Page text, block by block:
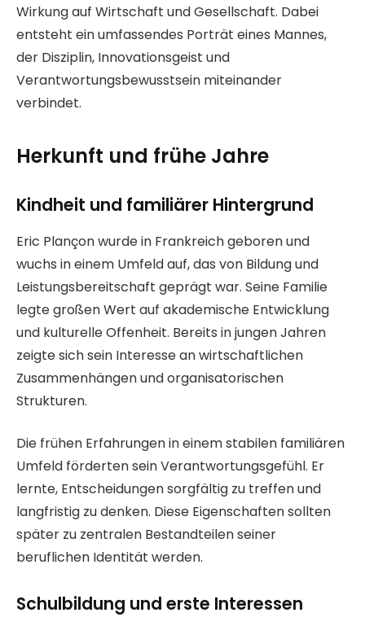
Wirkung auf Wirtschaft und Gesellschaft. Dabei
entsteht ein umfassendes Porträt eines Mannes,
der Disziplin, Innovationsgeist und
Verantwortungsbewusstsein miteinander
verbindet.
Herkunft und frühe Jahre
Kindheit und familiärer Hintergrund
Eric Plançon wurde in Frankreich geboren und
wuchs in einem Umfeld auf, das von Bildung und
Leistungsbereitschaft geprägt war. Seine Familie
legte großen Wert auf akademische Entwicklung
und kulturelle Offenheit. Bereits in jungen Jahren
zeigte sich sein Interesse an wirtschaftlichen
Zusammenhängen und organisatorischen
Strukturen.
Die frühen Erfahrungen in einem stabilen familiären
Umfeld förderten sein Verantwortungsgefühl. Er
lernte, Entscheidungen sorgfältig zu treffen und
langfristig zu denken. Diese Eigenschaften sollten
später zu zentralen Bestandteilen seiner
beruflichen Identität werden.
Schulbildung und erste Interessen